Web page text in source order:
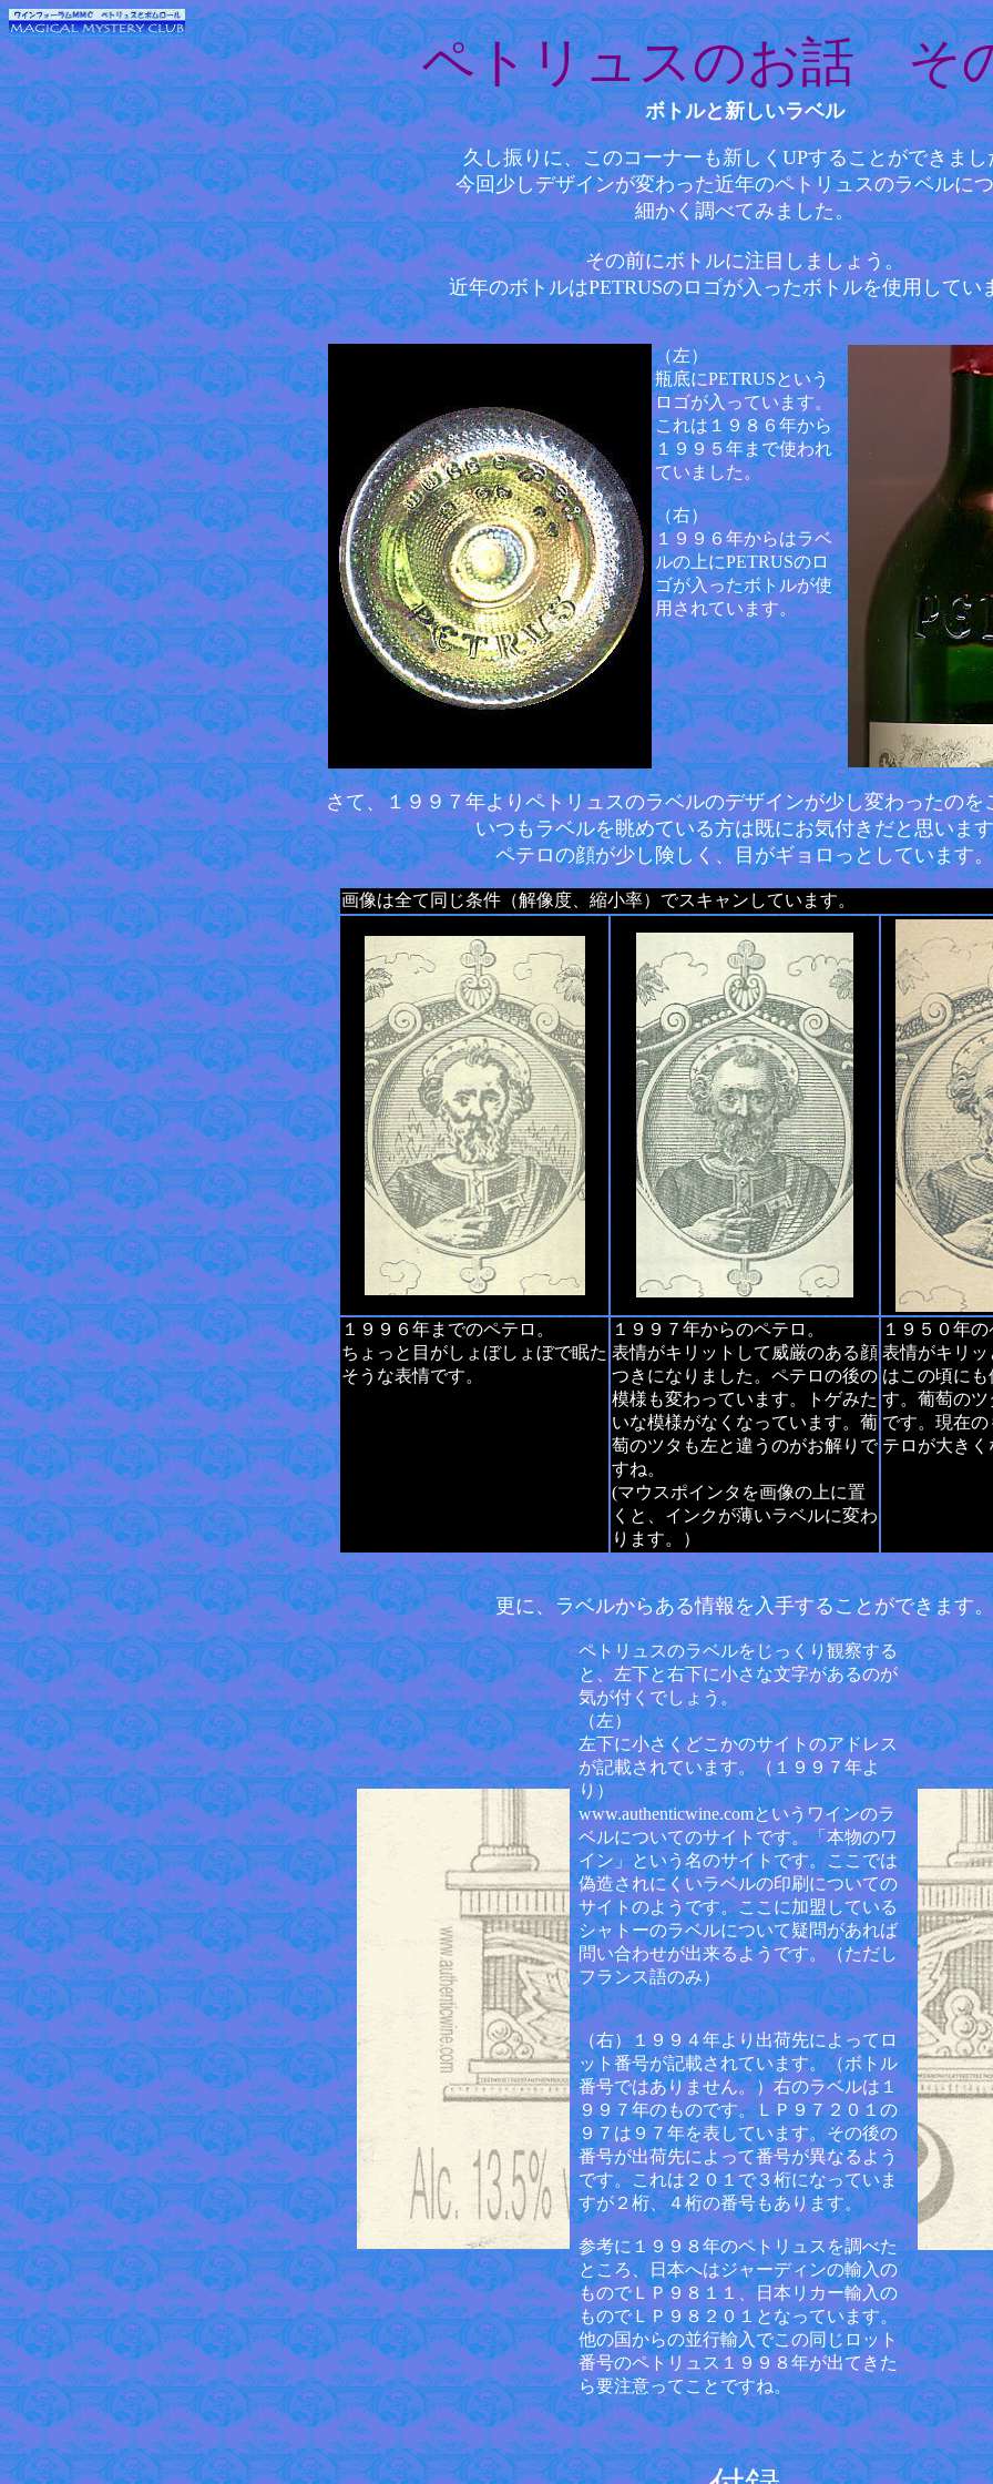
ペトリュスのお話 そ
ボトルと新しいラベル
久し振りに、このコーナーも新しくUPすることができまし
今回少しデザインが変わった近年のペトリュスのラベルに
細かく調べてみました。
その前にボトルに注目しましょう。
近年のボトルはPETRUSのロゴが入ったボトルを使用してい
（左）
瓶底にPETRUSという
ロゴが入っています。
これは１９８６年から
１９９５年まで使われ
ていました。
（右）
１９９６年からはラベ
ルの上にPETRUSのロ
ゴが入ったボトルが使
用されています。
さて、１９９７年よりペトリュスのラベルのデザインが少し変わったのを
いつもラベルを眺めている方は既にお気付きだと思いま
ペテロの顔が少し険しく、目がギョロっとしています。
画像は全て同じ条件（解像度、縮小率）でスキャンしています。
１９９６年までのペテロ。
ちょっと目がしょぼしょぼで眠た
そうな表情です。
１９９７年からのペテロ。
表情がキリットして威厳のある顔
つきになりました。ペテロの後の
模様も変わっています。トゲみた
いな模様がなくなっています。葡
萄のツタも左と違うのがお解りで
すね。
(マウスポインタを画像の上に置
くと、インクが薄いラベルに変わ
ります。）
１９５０年
表情がキリ
はこの頃に
す。葡萄の
です。現在
テロが大き
更に、ラベルからある情報を入手することができます。
ペトリュスのラベルをじっくり観察する
と、左下と右下に小さな文字があるのが
気が付くでしょう。
（左）
左下に小さくどこかのサイトのアドレス
が記載されています。（１９９７年よ
り）
www.authenticwine.comというワインのラ
ベルについてのサイトです。「本物のワ
イン」という名のサイトです。ここでは
偽造されにくいラベルの印刷についての
サイトのようです。ここに加盟している
シャトーのラベルについて疑問があれば
問い合わせが出来るようです。（ただし
フランス語のみ）
（右）１９９４年より出荷先によってロ
ット番号が記載されています。（ボトル
番号ではありません。）右のラベルは１
９９７年のものです。ＬＰ９７２０１の
９７は９７年を表しています。その後の
番号が出荷先によって番号が異なるよう
です。これは２０１で３桁になっていま
すが２桁、４桁の番号もあります。
参考に１９９８年のペトリュスを調べた
ところ、日本へはジャーディンの輸入の
ものでＬＰ９８１１、日本リカー輸入の
ものでＬＰ９８２０１となっています。
他の国からの並行輸入でこの同じロット
番号のペトリュス１９９８年が出てきた
ら要注意ってことですね。